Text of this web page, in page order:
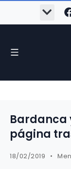
Bardanca
página
18/02/2019